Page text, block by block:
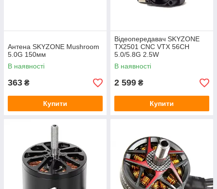
Антена SKYZONE Mushroom
5.0G 150мм
В наявності
363 ₴
Купити
Відеопередавач SKYZONE
TX2501 CNC VTX 56CH
5.0/5.8G 2.5W
В наявності
2 599 ₴
Купити